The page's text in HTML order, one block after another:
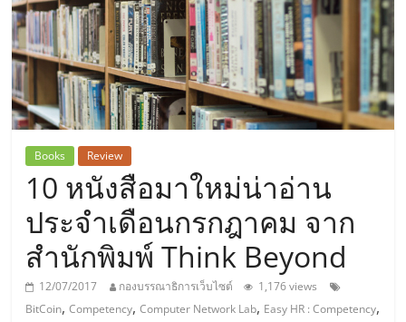
ThaiSMEsCenter,
รวม
ธุรกิจ
เอ
ส
เอ็
Books Review
10 หนังสือมาใหม่น่าอ่าน
ประจำเดือนกรกฎาคม จาก
สำนักพิมพ์ Think Beyond
12/07/2017 กองบรรณาธิการเว็บไซต์
1,176 views
BitCoin,Competency,Computer Network Lab, Easy HR : Competency,